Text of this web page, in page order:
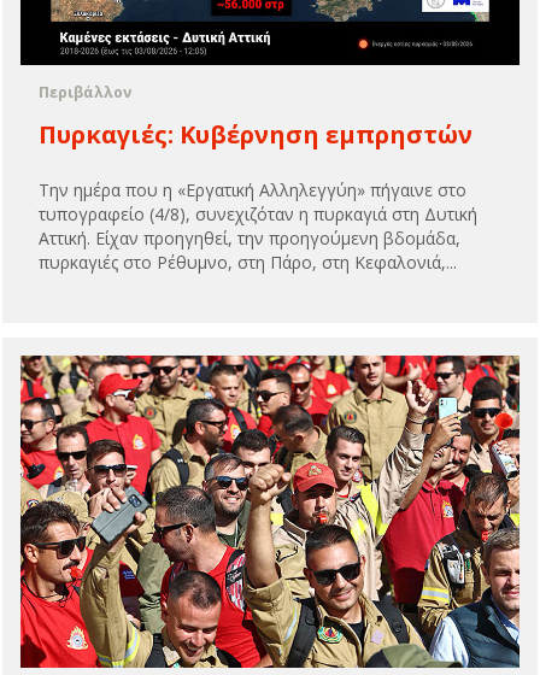
Περιβάλλον
Πυρκαγιές: Kυβέρνηση εμπρηστών
Την ημέρα που η «Εργατική Αλληλεγγύη» πήγαινε στο
τυπογραφείο (4/8), συνεχιζόταν η πυρκαγιά στη Δυτική
Αττική. Είχαν προηγηθεί, την προηγούμενη βδομάδα,
πυρκαγιές στο Ρέθυμνο, στη Πάρο, στη Κεφαλονιά,...